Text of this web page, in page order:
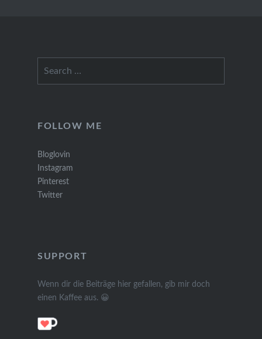
FOLLOW ME
Bloglovin
Instagram
Pinterest
Twitter
SUPPORT
Wenn dir die Beiträge hier gefallen, gib mir doch
einen Kaffee aus. 😀